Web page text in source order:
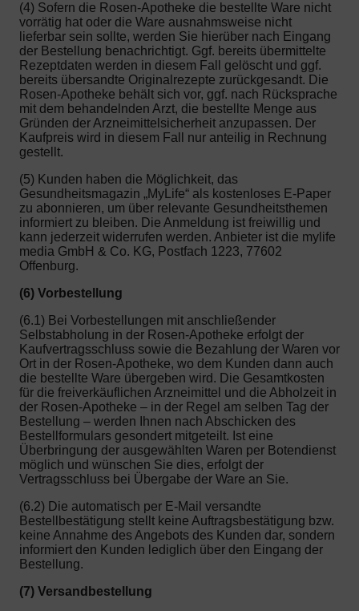
(4) Sofern die Rosen-Apotheke die bestellte Ware nicht
vorrätig hat oder die Ware ausnahmsweise nicht
lieferbar sein sollte, werden Sie hierüber nach Eingang
der Bestellung benachrichtigt. Ggf. bereits übermittelte
Rezeptdaten werden in diesem Fall gelöscht und ggf.
bereits übersandte Originalrezepte zurückgesandt. Die
Rosen-Apotheke behält sich vor, ggf. nach Rücksprache
mit dem behandelnden Arzt, die bestellte Menge aus
Gründen der Arzneimittelsicherheit anzupassen. Der
Kaufpreis wird in diesem Fall nur anteilig in Rechnung
gestellt.
(5) Kunden haben die Möglichkeit, das
Gesundheitsmagazin „MyLife“ als kostenloses E-Paper
zu abonnieren, um über relevante Gesundheitsthemen
informiert zu bleiben. Die Anmeldung ist freiwillig und
kann jederzeit widerrufen werden. Anbieter ist die mylife
media GmbH & Co. KG, Postfach 1223, 77602
Offenburg.
(6) Vorbestellung
(6.1) Bei Vorbestellungen mit anschließender
Selbstabholung in der Rosen-Apotheke erfolgt der
Kaufvertragsschluss sowie die Bezahlung der Waren vor
Ort in der Rosen-Apotheke, wo dem Kunden dann auch
die bestellte Ware übergeben wird. Die Gesamtkosten
für die freiverkäuflichen Arzneimittel und die Abholzeit in
der Rosen-Apotheke – in der Regel am selben Tag der
Bestellung – werden Ihnen nach Abschicken des
Bestellformulars gesondert mitgeteilt. Ist eine
Überbringung der ausgewählten Waren per Botendienst
möglich und wünschen Sie dies, erfolgt der
Vertragsschluss bei Übergabe der Ware an Sie.
(6.2) Die automatisch per E-Mail versandte
Bestellbestätigung stellt keine Auftragsbestätigung bzw.
keine Annahme des Angebots des Kunden dar, sondern
informiert den Kunden lediglich über den Eingang der
Bestellung.
(7) Versandbestellung